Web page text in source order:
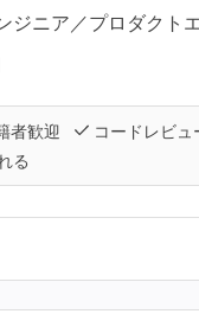
ジニア／プロダクト
者歓迎 コードレビュ
る